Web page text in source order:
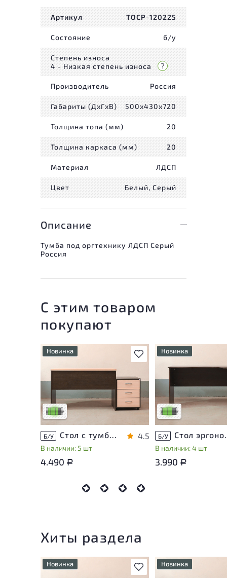
Артикул ТОСР-120225
Состояние б/у
Степень износа
4 - Низкая степень износа
Производитель Россия
Габариты (ДxГxВ) 500x430x720
Толщина топа (мм) 20
Толщина каркаса (мм) 20
Материал ЛДСП
Цвет Белый, Серый
Описание
Тумба под оргтехнику ЛДСП Серый
Россия
С этим товаром
покупают
В избранное
Новинка
незначительные следы
эксплуатации, не влияющие
Низкая степень износа
Б/У Стол с тумбой ЛДСП Венге
В наличии: 5 шт
4.5
4.490 Р
Новинка
У товара
незначительные
эксплуатации, не
на удобство его
использования
Низкая степень
Б/У Стол
В наличии: 4 шт
3.990 Р
Хиты раздела
В избранное
Новинка Новинка